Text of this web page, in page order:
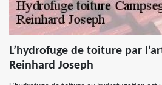
L’hydrofuge de toiture par
Reinhard Joseph